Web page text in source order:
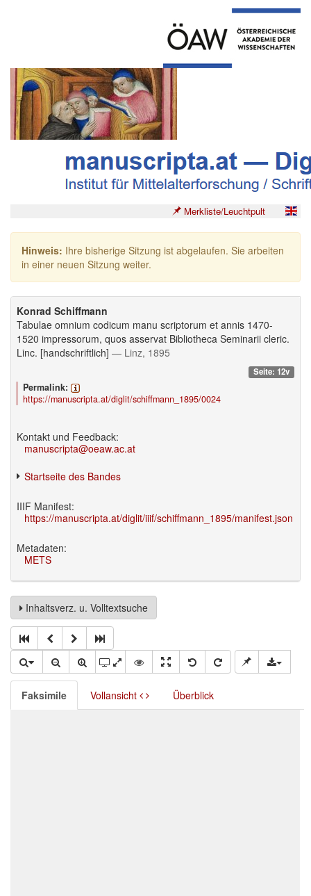
Merkliste/Leuchtpult
Hinweis: Ihre bisherige Sitzung ist abgelaufen. Sie arbeiten
in einer neuen Sitzung weiter.
Konrad Schiffmann
Tabulae omnium codicum manu scriptorum et annis 1470-
1520 impressorum, quos asservat Bibliotheca Seminarii cleric.
Linc. [handschriftlich] — Linz, 1895
Seite: 12v
Permalink:
https://manuscripta.at/diglit/schiffmann_1895/0024
Kontakt und Feedback:
manuscripta@oeaw.ac.at
Startseite des Bandes
IIIF Manifest:
https://manuscripta.at/diglit/iiif/schiffmann_1895/manifest.json
Metadaten:
METS
Inhaltsverz. u. Volltextsuche
Faksimile Vollansicht Überblick